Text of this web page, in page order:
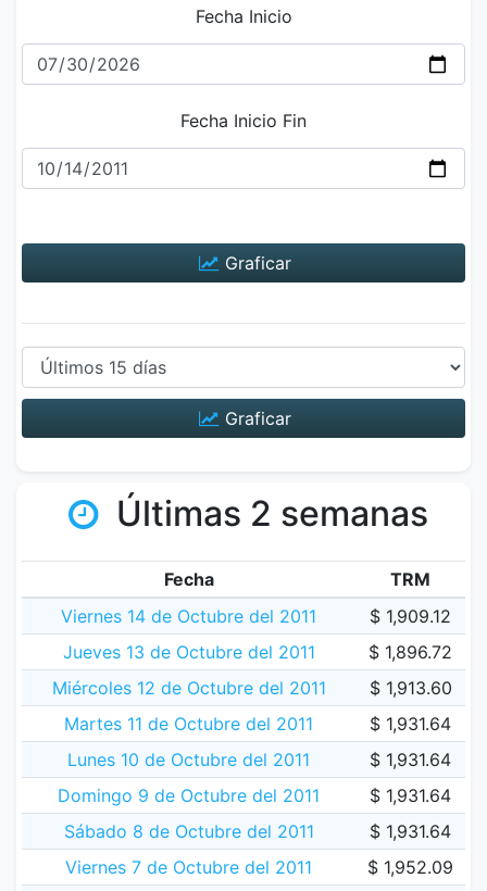
Fecha Inicio
Fecha Inicio Fin
Graficar
Graficar
Últimas 2 semanas
Fecha
TRM
Viernes 14 de Octubre del 2011
$ 1,909.12
Jueves 13 de Octubre del 2011
$ 1,896.72
Miércoles 12 de Octubre del 2011
$ 1,913.60
Martes 11 de Octubre del 2011
$ 1,931.64
Lunes 10 de Octubre del 2011
$ 1,931.64
Domingo 9 de Octubre del 2011
$ 1,931.64
Sábado 8 de Octubre del 2011
$ 1,931.64
Viernes 7 de Octubre del 2011
$ 1,952.09